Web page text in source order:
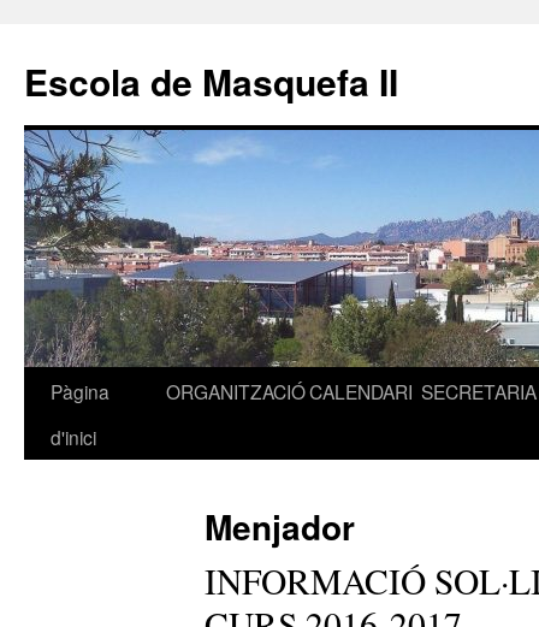
Escola de Masquefa II
Vés
Pàgina
d'inici
ORGANITZACIÓCALENDARI SECRETARIA
Menjador
INFORMACIÓ